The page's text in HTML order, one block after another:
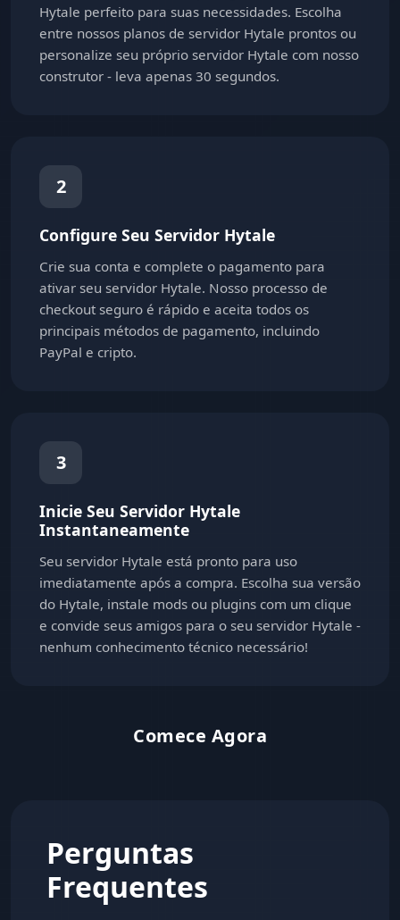
Hytale perfeito para suas necessidades. Escolha
entre nossos planos de servidor Hytale prontos ou
personalize seu próprio servidor Hytale com nosso
construtor - leva apenas 30 segundos.
2
Configure Seu Servidor Hytale
Crie sua conta e complete o pagamento para
ativar seu servidor Hytale. Nosso processo de
checkout seguro é rápido e aceita todos os
principais métodos de pagamento, incluindo
PayPal e cripto.
3
Inicie Seu Servidor Hytale
Instantaneamente
Seu servidor Hytale está pronto para uso
imediatamente após a compra. Escolha sua versão
do Hytale, instale mods ou plugins com um clique
e convide seus amigos para o seu servidor Hytale -
nenhum conhecimento técnico necessário!
Comece Agora
Perguntas
Frequentes